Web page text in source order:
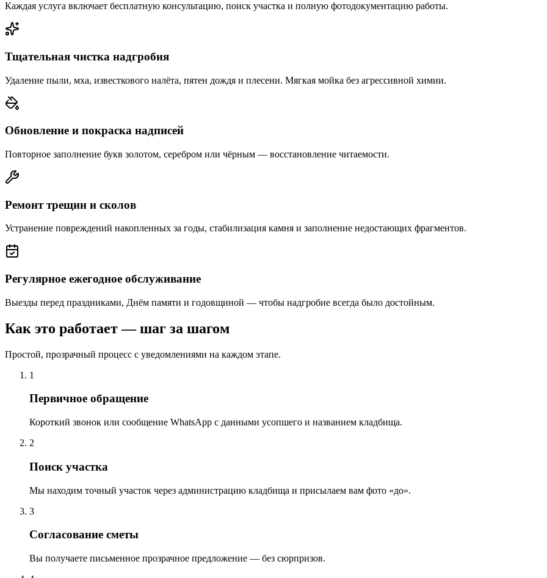
Каждая услуга включает бесплатную консультацию, поиск участка и полную фотодокументацию работы.
Тщательная чистка надгробия
Удаление пыли, мха, известкового налёта, пятен дождя и плесени. Мягкая мойка без агрессивной химии.
Обновление и покраска надписей
Повторное заполнение букв золотом, серебром или чёрным — восстановление читаемости.
Ремонт трещин и сколов
Устранение повреждений накопленных за годы, стабилизация камня и заполнение недостающих фрагментов.
Регулярное ежегодное обслуживание
Выезды перед праздниками, Днём памяти и годовщиной — чтобы надгробие всегда было достойным.
Как это работает — шаг за шагом
Простой, прозрачный процесс с уведомлениями на каждом этапе.
1
Первичное обращение
Короткий звонок или сообщение WhatsApp с данными усопшего и названием кладбища.
2
Поиск участка
Мы находим точный участок через администрацию кладбища и присылаем вам фото «до».
3
Согласование сметы
Вы получаете письменное прозрачное предложение — без сюрпризов.